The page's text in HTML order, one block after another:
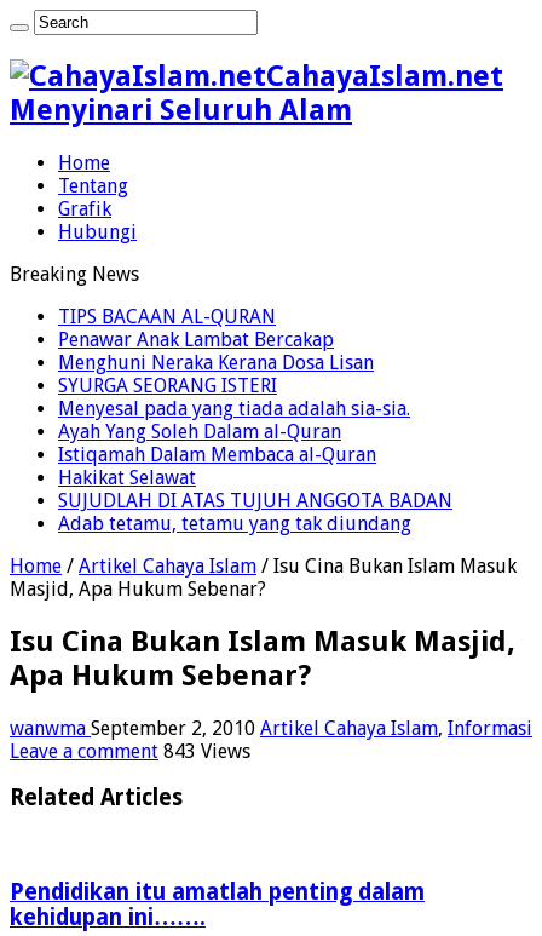
CahayaIslam.net
Menyinari Seluruh Alam
Home
Tentang
Grafik
Hubungi
Breaking News
TIPS BACAAN AL-QURAN
Penawar Anak Lambat Bercakap
Menghuni Neraka Kerana Dosa Lisan
SYURGA SEORANG ISTERI
Menyesal pada yang tiada adalah sia-sia.
Ayah Yang Soleh Dalam al-Quran
Istiqamah Dalam Membaca al-Quran
Hakikat Selawat
SUJUDLAH DI ATAS TUJUH ANGGOTA BADAN
Adab tetamu, tetamu yang tak diundang
Home / Artikel Cahaya Islam / Isu Cina Bukan Islam Masuk
Masjid, Apa Hukum Sebenar?
Isu Cina Bukan Islam Masuk Masjid,
Apa Hukum Sebenar?
wanwma September 2, 2010 Artikel Cahaya Islam, Informasi
Leave a comment 843 Views
Related Articles
Pendidikan itu amatlah penting dalam
kehidupan ini…….